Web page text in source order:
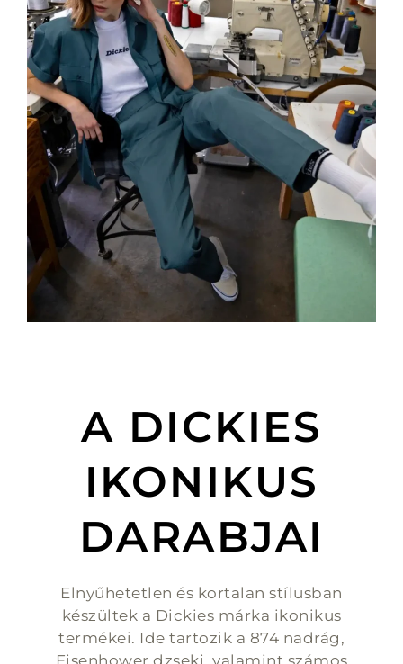
A DICKIES
IKONIKUS
DARABJAI
Elnyűhetetlen és kortalan stílusban
készültek a Dickies márka ikonikus
termékei. Ide tartozik a 874 nadrág,